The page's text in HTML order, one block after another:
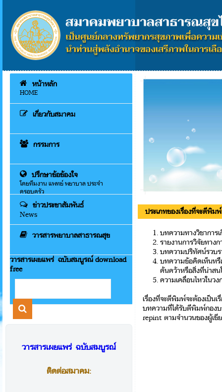
หน้าหลัก
HOME
เกี่ยวกับสมาคม
กรรมการ
ปรึกษาข้อข้องใจ
โดยทีมงาน แพทย์ พยาบาล ประจำ
ครอบครัว
ข่าวประชาสัมพันธ์
News
วารสารพยาบาลสาธารณสุข
วารสารเผยแพร่ ฉบับสมบูรณ์ download
free
วารสารเผยแพร่ ฉบับสมบูรณ์
ติดต่อสมาคม:
ประเภทของเรื่องที่จะตีพิมพ์
บทความทางวิชาการ
รายงานการวิจัยทาง
บทความปริทัศน์รวบร
บทความข้อคิดเห็นหรื
ค้นคว้าหรือสิ่งที่น่าสน
ความเคลื่อนไหวในว
เรื่องที่จะตีพิมพ์จะต้องเป็นเ
บทความที่ได้รับตีพิมพ์กอ
repint ตามจำนวนของผู้เ